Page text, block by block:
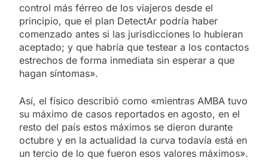
control más férreo de los viajeros desde el
principio, que el plan DetectAr podría haber
comenzado antes si las jurisdicciones lo hubieran
aceptado; y que habría que testear a los contactos
estrechos de forma inmediata sin esperar a que
hagan síntomas».
Así, el físico describió como «mientras AMBA tuvo
su máximo de casos reportados en agosto, en el
resto del país estos máximos se dieron durante
octubre y en la actualidad la curva todavía está en
un tercio de lo que fueron esos valores máximos».